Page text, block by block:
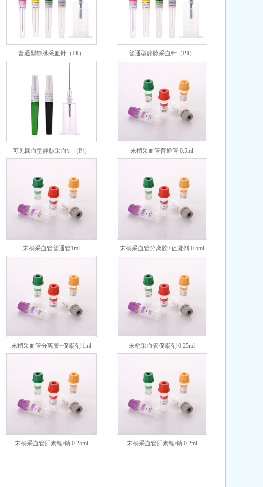
普通型静脉采血针（PⅡ） 普通型静脉采血针（PⅡ）
可见回血型静脉采血针（PⅠ） 末梢采血管普通管 0.5ml
末梢采血管普通管1ml 末梢采血管分离胶+促凝剂 0.5ml
末梢采血管分离胶+促凝剂 1ml 末梢采血管促凝剂 0.25ml
末梢采血管肝素锂/钠 0.25ml 末梢采血管肝素锂/钠 0.2ml